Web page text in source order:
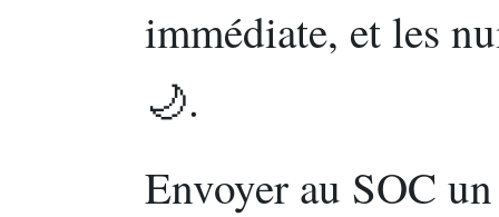
immédiate, et les
🌙.
Envoyer au SOC